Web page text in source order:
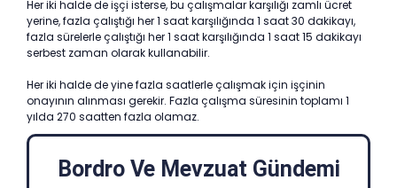
Her iki halde de işçi isterse, bu çalışmalar karşılığı zamlı ücret
yerine, fazla çalıştığı her 1 saat karşılığında 1 saat 30 dakikayı,
fazla sürelerle çalıştığı her 1 saat karşılığında 1 saat 15 dakikayı
serbest zaman olarak kullanabilir.
Her iki halde de yine fazla saatlerle çalışmak için işçinin
onayının alınması gerekir. Fazla çalışma süresinin toplamı 1
yılda 270 saatten fazla olamaz.
Bordro Ve Mevzuat Gündemi